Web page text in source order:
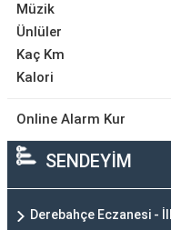
Müzik
Ünlüler
Kaç Km
Kalori
Online Alarm Kur
SENDEYİM
Derebahçe Eczanesi -